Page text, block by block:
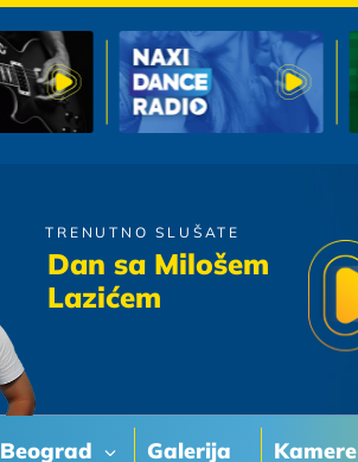
Beograd Galerija Kamere
TRENUTNO SLUŠATE
Dan sa Milošem
Lazićem
Regina
Izgledala je malo cudno